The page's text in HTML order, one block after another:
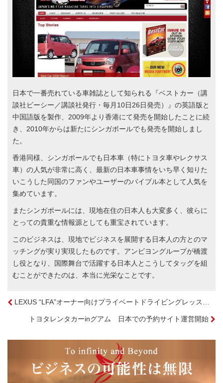
日本で一番売れている車雑誌として知られる『ベストカー（講
談社ビーシー／講談社発行・毎月10日26日発売）』の英語版と
中国語版を製作、2009年より香港にて発売を開始したことに続
き、2010年からは新たにシンガポールでも発売を開始しまし
た。
香港同様、シンガポールでも日本車（特にトヨタ車やレクサス
車）の人気が非常に高く、最新の日本車事情をいち早く知りた
いこうした同国のファンやユーザーのバイブル本として人気を
集めています。
またシンガポールには、現地在住の日本人も大変多く、彼らに
とっての貴重な情報源としても重宝されています。
このビジネスは、現地でビジネスを展開する日本人の方とのマ
ッチングが実り実現したものです。アンビヨングループが橋渡
し役となり、国際舞台で活躍する日本人とこうしてタッグを組
むことができたのは、本当に光栄なことです。
LEXUS “LFA”オーナー向けプライベートドライビングレッスン in マレーシア
トヨタレンタカーinグアム 日本での予約サイト運営開始